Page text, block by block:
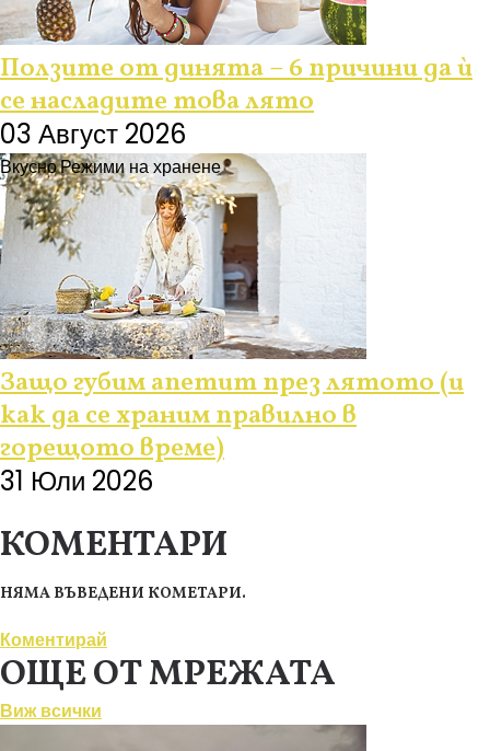
Ползите от динята – 6 причини да ѝ
се насладите това лято
03 Август 2026
ВкусноРежими на хранене
Защо губим апетит през лятото (и
как да се храним правилно в
горещото време)
31 Юли 2026
КОМЕНТАРИ
НЯМА ВЪВЕДЕНИ КОМЕТАРИ.
Коментирай
ОЩЕ ОТ МРЕЖАТА
Виж всички